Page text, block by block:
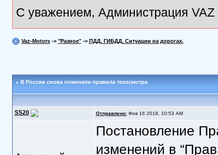
С уважением, Администрация VAZ
Vaz-Motors-> "Разное"-> ПДД. ГИБДД. Ситуации на дорогах.
В России снова поменяли правила техосмотра
SS20 Отправлено:Фев 16 2018, 10:53 AM
Постановление
изменений в